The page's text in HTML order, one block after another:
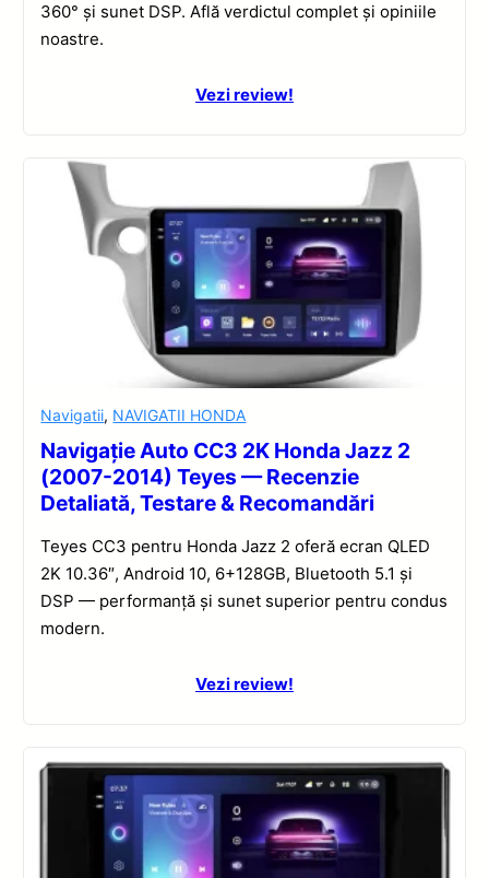
360° și sunet DSP. Află verdictul complet și opiniile
noastre.
Vezi review!
Navigatii, NAVIGATII HONDA
Navigație Auto CC3 2K Honda Jazz 2
(2007-2014) Teyes — Recenzie
Detaliată, Testare & Recomandări
Teyes CC3 pentru Honda Jazz 2 oferă ecran QLED
2K 10.36″, Android 10, 6+128GB, Bluetooth 5.1 și
DSP — performanță și sunet superior pentru condus
modern.
Vezi review!